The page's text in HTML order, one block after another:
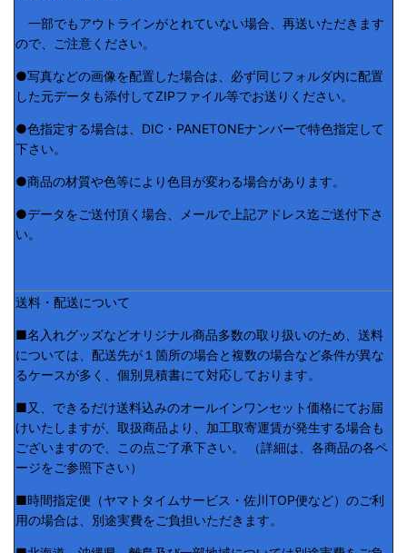
一部でもアウトラインがとれていない場合、再送いただきます
ので、ご注意ください。
●写真などの画像を配置した場合は、必ず同じフォルダ内に配置
した元データも添付してZIPファイル等でお送りください。
●色指定する場合は、DIC・PANETONEナンバーで特色指定して
下さい。
●商品の材質や色等により色目が変わる場合があります。
●データをご送付頂く場合、メールで上記アドレス迄ご送付下さ
い。
送料・配送について
■名入れグッズなどオリジナル商品多数の取り扱いのため、送料
については、配送先が１箇所の場合と複数の場合など条件が異な
るケースが多く、個別見積書にて対応しております。
■又、できるだけ送料込みのオールインワンセット価格にてお届
けいたしますが、取扱商品より、加工取寄運賃が発生する場合も
ございますので、この点ご了承下さい。 （詳細は、各商品の各ペ
ージをご参照下さい）
■時間指定便（ヤマトタイムサービス・佐川TOP便など）のご利
用の場合は、別途実費をご負担いただきます。